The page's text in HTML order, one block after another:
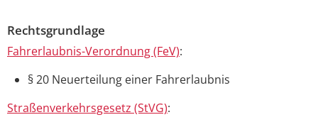
Rechtsgrundlage
Fahrerlaubnis-Verordnung (FeV):
§ 20 Neuerteilung einer Fahrerlaubnis
Straßenverkehrsgesetz (StVG):